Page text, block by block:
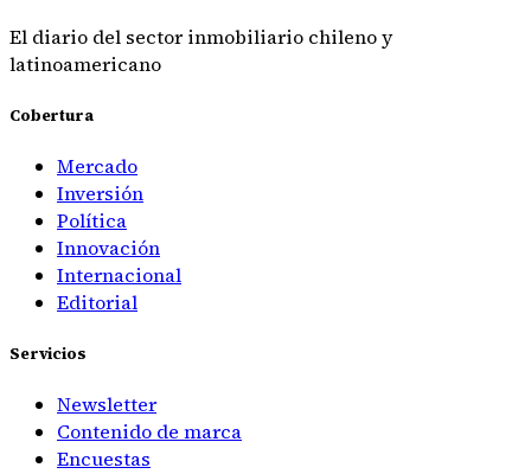
El diario del sector inmobiliario chileno y
latinoamericano
Cobertura
Mercado
Inversión
Política
Innovación
Internacional
Editorial
Servicios
Newsletter
Contenido de marca
Encuestas